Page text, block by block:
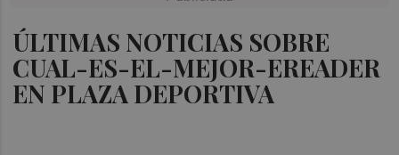
ÚLTIMAS NOTICIAS SOBRE
CUAL-ES-EL-MEJOR-EREADER
EN PLAZA DEPORTIVA